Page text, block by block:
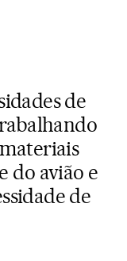
de
do avião e
de